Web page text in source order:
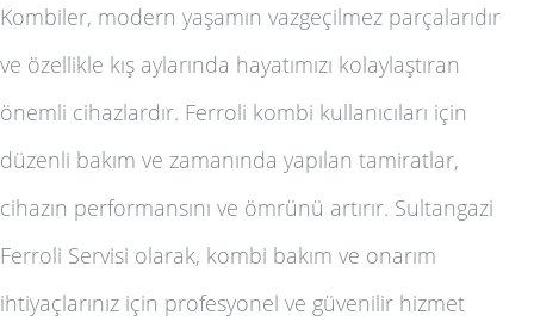
Kombiler, modern yaşamın vazgeçilmez parçalarıdır
ve özellikle kış aylarında hayatımızı kolaylaştıran
önemli cihazlardır. Ferroli kombi kullanıcıları için
düzenli bakım ve zamanında yapılan tamiratlar,
cihazın performansını ve ömrünü artırır. Sultangazi
Ferroli Servisi olarak, kombi bakım ve onarım
ihtiyaçlarınız için profesyonel ve güvenilir hizmet